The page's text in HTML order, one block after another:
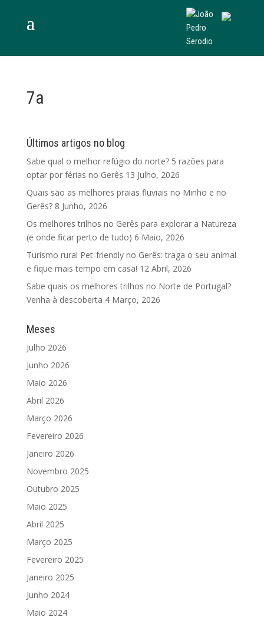
7a
Últimos artigos no blog
Sabe qual o melhor refúgio do norte? 5 razões para
optar por férias no Gerês 13 Julho, 2026
Quais são as melhores praias fluviais no Minho e no
Gerês? 8 Junho, 2026
Os melhores trilhos no Gerês para explorar a Natureza
(e onde ficar perto de tudo) 6 Maio, 2026
Turismo rural Pet-friendly no Gerês: traga o seu animal
e fique mais tempo em casa! 12 Abril, 2026
Sabe quais os melhores trilhos no Norte de Portugal?
Venha à descoberta 4 Março, 2026
Meses
Julho 2026
Junho 2026
Maio 2026
Abril 2026
Março 2026
Fevereiro 2026
Janeiro 2026
Novembro 2025
Outubro 2025
Maio 2025
Abril 2025
Março 2025
Fevereiro 2025
Janeiro 2025
Junho 2024
Maio 2024